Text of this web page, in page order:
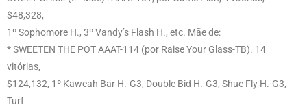
$48,328,
1º Sophomore H., 3º Vandy’s Flash H., etc. Mãe de:
* SWEETEN THE POT AAAT-114 (por Raise Your Glass-TB). 14
vitórias,
$124,132, 1º Kaweah Bar H.-G3, Double Bid H.-G3, Shue Fly H.-G3,
Turf